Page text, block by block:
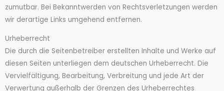
zumutbar. Bei Bekanntwerden von Rechtsverletzungen werden
wir derartige Links umgehend entfernen.
Urheberrecht
Die durch die Seitenbetreiber erstellten Inhalte und Werke auf
diesen Seiten unterliegen dem deutschen Urheberrecht. Die
Vervielfältigung, Bearbeitung, Verbreitung und jede Art der
Verwertung außerhalb der Grenzen des Urheberrechtes